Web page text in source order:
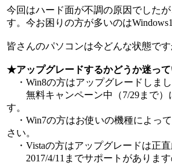
今回はハード面が不調の原因でした
す。今お困りの方が多いのは
皆さんのパソコンは今どんな状態です
★アップグレードするかどうか迷っ
・Win8の方はアップグレードしまし
無料キャンペーン中（7/29まで）
す。
・Win7の方はお使いの機種によっ
さい。
・Vistaの方はアップグレードは正直
2017/4/11までサポートがあります